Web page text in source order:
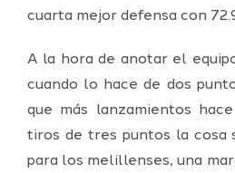
cuarta mejor defensa con
A la hora de anotar el
cuando lo hace de dos
que más lanzamientos
tiros de tres puntos la cosa
para los melillenses, una